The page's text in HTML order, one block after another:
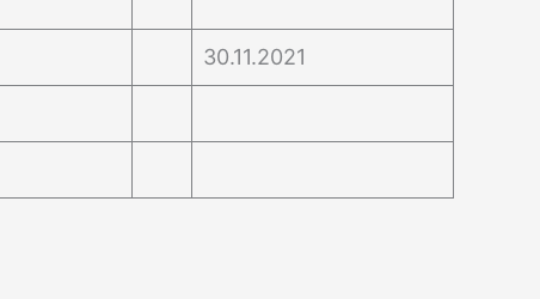
30.11.2021